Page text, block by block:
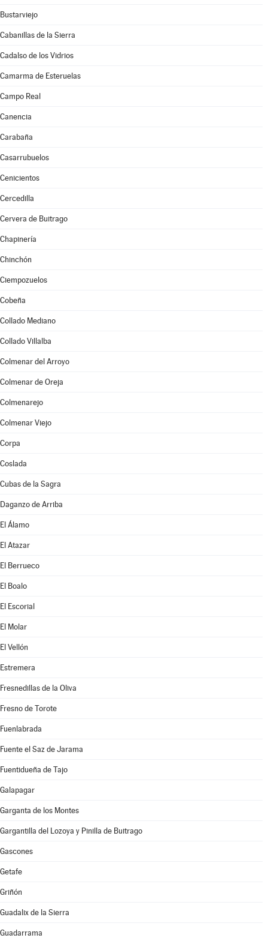
Bustarviejo
Cabanillas de la Sierra
Cadalso de los Vidrios
Camarma de Esteruelas
Campo Real
Canencia
Carabaña
Casarrubuelos
Cenicientos
Cercedilla
Cervera de Buitrago
Chapinería
Chinchón
Ciempozuelos
Cobeña
Collado Mediano
Collado Villalba
Colmenar del Arroyo
Colmenar de Oreja
Colmenarejo
Colmenar Viejo
Corpa
Coslada
Cubas de la Sagra
Daganzo de Arriba
El Álamo
El Atazar
El Berrueco
El Boalo
El Escorial
El Molar
El Vellón
Estremera
Fresnedillas de la Oliva
Fresno de Torote
Fuenlabrada
Fuente el Saz de Jarama
Fuentidueña de Tajo
Galapagar
Garganta de los Montes
Gargantilla del Lozoya y Pinilla de Buitrago
Gascones
Getafe
Griñón
Guadalix de la Sierra
Guadarrama